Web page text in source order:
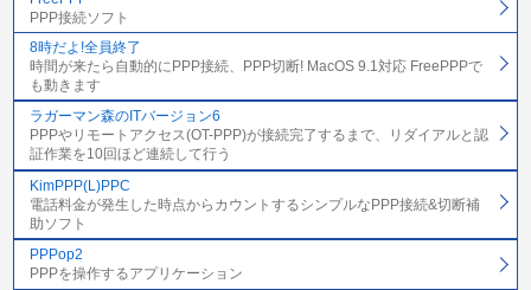
PPP接続ソフト
8時だよ!全員終了
時間が来たら自動的にPPP接続、PPP切断! MacOS 9.1対応 FreePPPで
も動きます
ラガーマン森のITバージョン6
PPPやリモートアクセス(OT-PPP)が接続完了するまで、リダイアルと認
証作業を10回ほど連続して行う
KimPPP(L)PPC
電話料金が発生した時点からカウントするシンプルなPPP接続&切断補
助ソフト
PPPop2
PPPを操作するアプリケーション